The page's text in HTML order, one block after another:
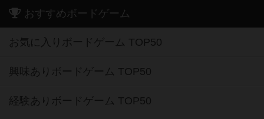
おすすめボードゲーム
お気に入りボードゲーム TOP50
興味ありボードゲーム TOP50
経験ありボードゲーム TOP50